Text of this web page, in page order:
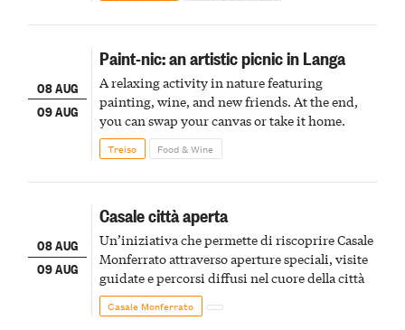
08 AUG
09 AUG
Paint-nic: an artistic picnic in Langa
A relaxing activity in nature featuring
painting, wine, and new friends. At the end,
you can swap your canvas or take it home.
Treiso Food & Wine
08 AUG
09 AUG
Casale città aperta
Un’iniziativa che permette di riscoprire Casale
Monferrato attraverso aperture speciali, visite
guidate e percorsi diffusi nel cuore della città
Casale Monferrato